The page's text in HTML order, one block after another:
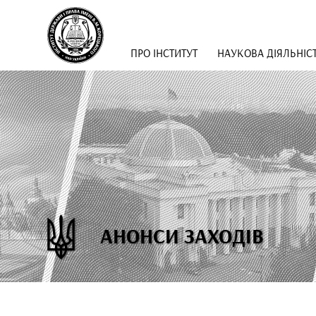
ПРО ІНСТИТУТ НАУКОВА
АНОНСИ ЗАХОДІВ